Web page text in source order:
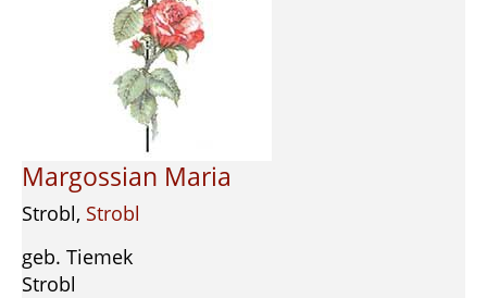
Margossian Maria
Strobl, Strobl
geb. Tiemek
Strobl